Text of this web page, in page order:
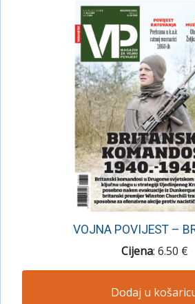
VOJNA POVIJEST –
Cijena: 6.50 €
Dodaj u